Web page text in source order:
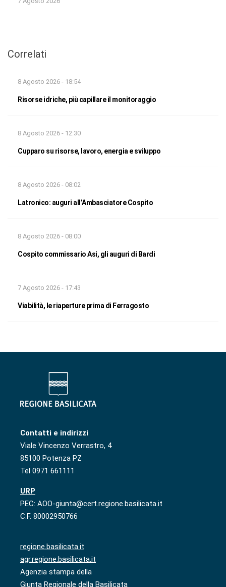
Correlati
8 Agosto 2026 - 18:54
Risorse idriche, più capillare il monitoraggio
8 Agosto 2026 - 12:30
Cupparo su risorse, lavoro, energia e sviluppo
8 Agosto 2026 - 08:02
Latronico: auguri all’Ambasciatore Cospito
8 Agosto 2026 - 08:00
Cospito commissario Asi, gli auguri di Bardi
7 Agosto 2026 - 17:43
Viabilità, le riaperture prima di Ferragosto
Contatti e indirizzi
Viale Vincenzo Verrastro, 4
85100 Potenza PZ
Tel 0971 661111
URP
PEC: AOO-giunta@cert.regione.basilicata.it
C.F. 80002950766
regione.basilicata.it
agr.regione.basilicata.it
Agenzia stampa della
Giunta Regionale della Basilicata